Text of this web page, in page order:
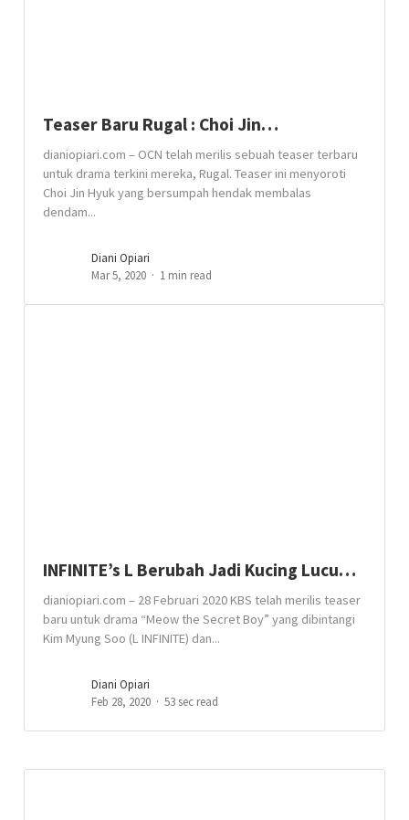
Teaser Baru Rugal : Choi Jin…
dianiopiari.com – OCN telah merilis sebuah teaser terbaru
untuk drama terkini mereka, Rugal. Teaser ini menyoroti
Choi Jin Hyuk yang bersumpah hendak membalas
dendam...
Diani Opiari
Mar 5, 2020
1 min read
INFINITE’s L Berubah Jadi Kucing Lucu…
dianiopiari.com – 28 Februari 2020 KBS telah merilis teaser
baru untuk drama “Meow the Secret Boy” yang dibintangi
Kim Myung Soo (L INFINITE) dan...
Diani Opiari
Feb 28, 2020
53 sec read